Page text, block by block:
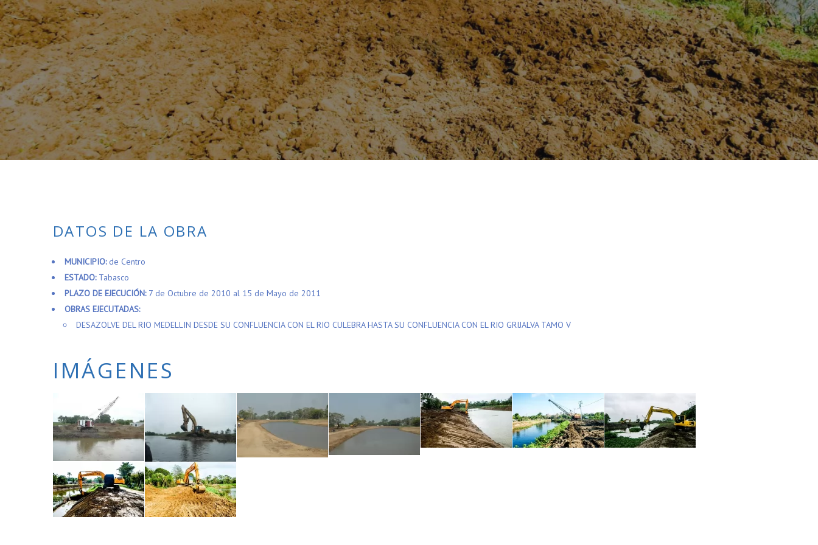
DATOS DE LA OBRA
MUNICIPIO: de Centro
ESTADO:Tabasco
PLAZO DE EJECUCIÓN:7 de Octubre de 2010 al 15 de Mayo de 2011
OBRAS EJECUTADAS:
DESAZOLVE DEL RIO MEDELLIN DESDE SU CONFLUENCIA CON EL RIO CULEBRA HASTA SU CONFLUENCIA CON EL RIO GRIJALVA TAMO V
IMÁGENES